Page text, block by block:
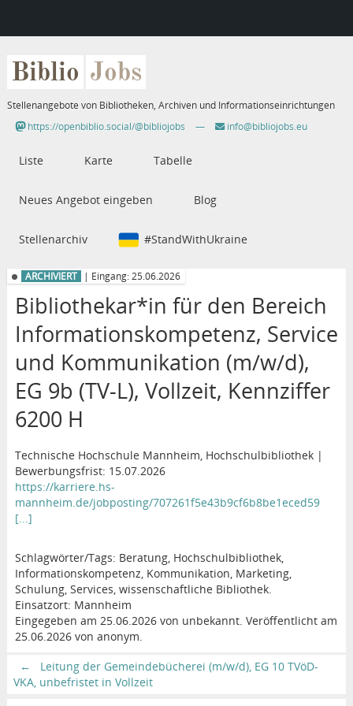
Biblio Jobs
Stellenangebote von Bibliotheken, Archiven und Informationseinrichtungen
https://openbiblio.social/@bibliojobs
— info@bibliojobs.eu
Liste Karte Tabelle
Neues Angebot eingeben Blog
Stellenarchiv #StandWithUkraine
ARCHIVIERT | Eingang: 25.06.2026
Bibliothekar*in für den Bereich
Informationskompetenz, Service
und Kommunikation (m/w/d),
EG 9b (TV-L), Vollzeit, Kennziffer
6200 H
Technische Hochschule Mannheim, Hochschulbibliothek |
Bewerbungsfrist: 15.07.2026
https://karriere.hs-
mannheim.de/jobposting/707261f5e43b9cf6b8be1eced59
[...]
Schlagwörter/Tags: Beratung, Hochschulbibliothek,
Informationskompetenz, Kommunikation, Marketing,
Schulung, Services, wissenschaftliche Bibliothek.
Einsatzort: Mannheim
Eingegeben am 25.06.2026 von unbekannt. Veröffentlicht am
25.06.2026 von anonym.
←
Leitung der Gemeindebücherei (m/w/d), EG 10 TVöD-
VKA, unbefristet in Vollzeit